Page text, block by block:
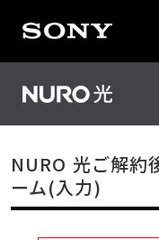
NURO 光ご解約
ーム(入力)